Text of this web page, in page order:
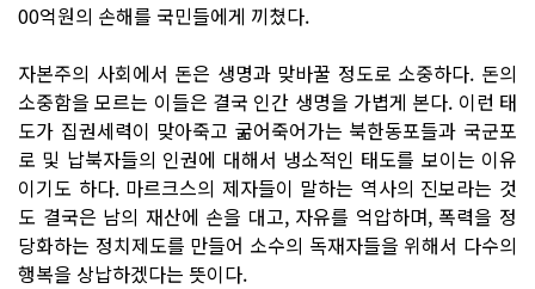
00억원의 손해를 국민들에게 끼쳤다.
자본주의 사회에서 돈은 생명과 맞바꿀 정도로 소중하다. 돈의
소중함을 모르는 이들은 결국 인간 생명을 가볍게 본다. 이런 태
도가 집권세력이 맞아죽고 굶어죽어가는 북한동포들과 국군포
로 및 납북자들의 인권에 대해서 냉소적인 태도를 보이는 이유
이기도 하다. 마르크스의 제자들이 말하는 역사의 진보라는 것
도 결국은 남의 재산에 손을 대고, 자유를 억압하며, 폭력을 정
당화하는 정치제도를 만들어 소수의 독재자들을 위해서 다수의
행복을 상납하겠다는 뜻이다.